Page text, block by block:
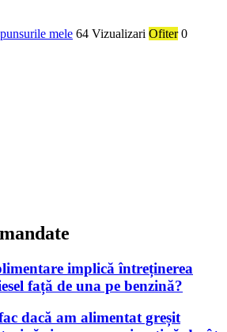
mele 64 Vizualizari Ofiter 0
implică întreținerea
față de una pe benzină?
dacă am alimentat greșit